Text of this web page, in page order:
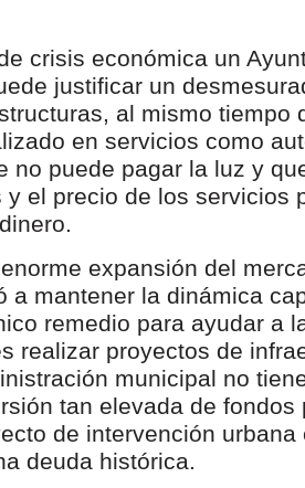
crisis económica un
justificar un
al mismo tiempo
en servicios como
no puede pagar la luz y
y el precio de los servicios
expansión del
a mantener la dinámica
remedio para ayudar a
realizar proyectos de
municipal no
tan elevada de fondos
de intervención urbana
deuda histórica.